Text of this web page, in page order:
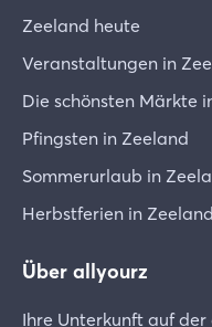
Zeeland heute
Veranstaltungen in
Die schönsten Märkte
Pfingsten in Zeeland
Sommerurlaub in
Herbstferien in Zeeland
Über allyourz
Ihre Unterkunft auf